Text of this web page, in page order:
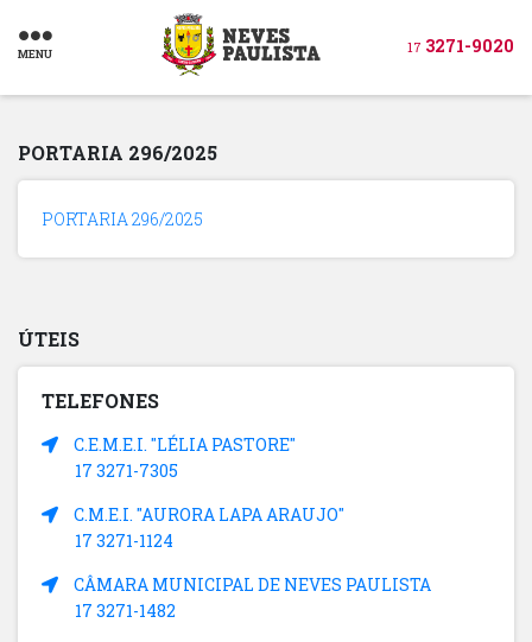
MENU 17 3271-9020
PORTARIA 296/2025
PORTARIA 296/2025
ÚTEIS
TELEFONES
C.E.M.E.I. "LÉLIA PASTORE"
17 3271-7305
C.M.E.I. "AURORA LAPA ARAUJO"
17 3271-1124
CÂMARA MUNICIPAL DE NEVES PAULISTA
17 3271-1482